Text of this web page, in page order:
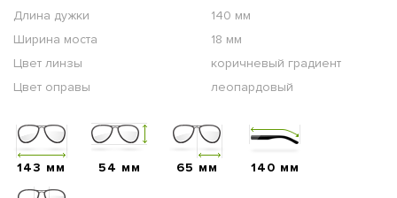
Длина дужки
140 мм
Ширина моста
18 мм
Цвет линзы
коричневый градиент
Цвет оправы
леопардовый
143 мм 54 мм 65 мм 140 мм